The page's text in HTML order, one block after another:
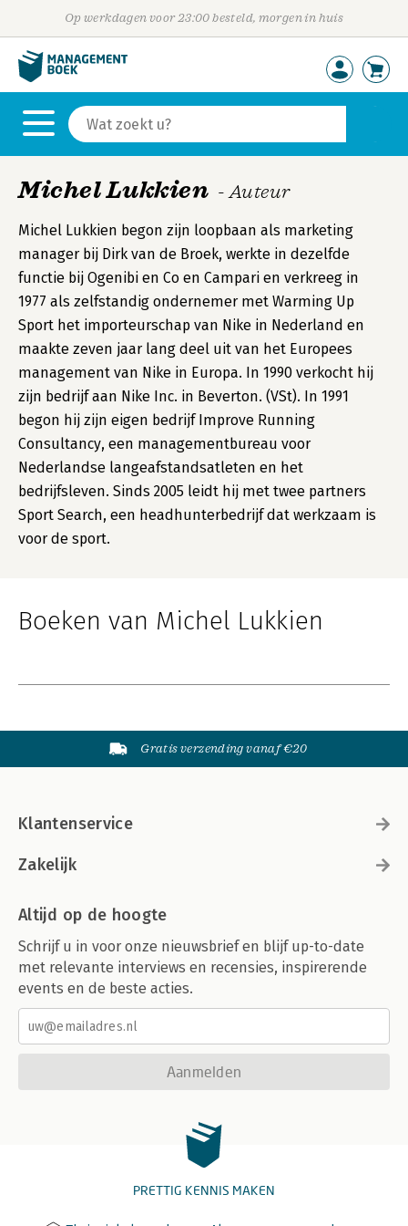
Op werkdagen voor 23:00 besteld, morgen in huis
Michel Lukkien - Auteur
Michel Lukkien begon zijn loopbaan als marketing
manager bij Dirk van de Broek, werkte in dezelfde
functie bij Ogenibi en Co en Campari en verkreeg in
1977 als zelfstandig ondernemer met Warming Up
Sport het importeurschap van Nike in Nederland en
maakte zeven jaar lang deel uit van het Europees
management van Nike in Europa. In 1990 verkocht hij
zijn bedrijf aan Nike Inc. in Beverton. (VSt). In 1991
begon hij zijn eigen bedrijf Improve Running
Consultancy, een managementbureau voor
Nederlandse langeafstandsatleten en het
bedrijfsleven. Sinds 2005 leidt hij met twee partners
Sport Search, een headhunterbedrijf dat werkzaam is
voor de sport.
Boeken van Michel Lukkien
Gratis verzending vanaf €20
Klantenservice
Zakelijk
Altijd op de hoogte
Schrijf u in voor onze nieuwsbrief en blijf up-to-date
met relevante interviews en recensies, inspirerende
events en de beste acties.
Aanmelden
PRETTIG KENNIS MAKEN